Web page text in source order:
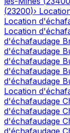
(23200)›
Location
Location
d'échafaudage
d'échafaudage
d'échafaudage
d'échafaudage
d'échafaudage
Location
d'échafaudage
d'échafaudage
d'échafaudage